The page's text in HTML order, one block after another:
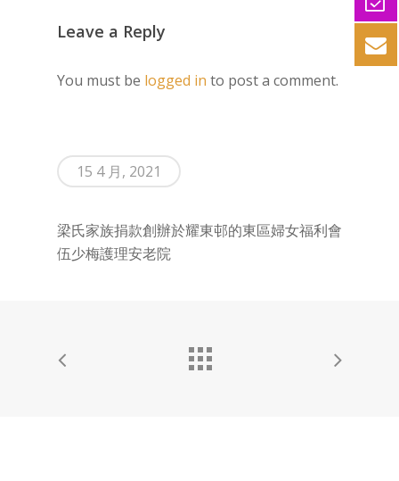
Leave a Reply
You must be logged in to post a comment.
15 4 月, 2021
梁氏家族捐款創辦於耀東邨的東區婦女福利會
伍少梅護理安老院